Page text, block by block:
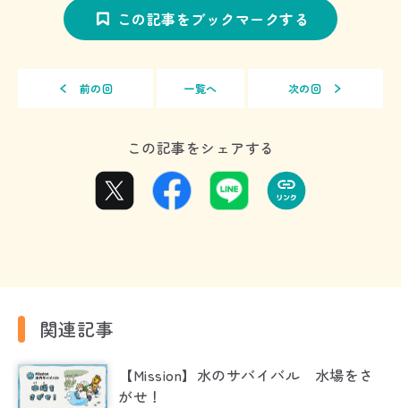
この記事をブックマークする
前の回 一覧へ 次の回
この記事をシェアする
関連記事
【Mission】水のサバイバル 水場をさ
がせ！